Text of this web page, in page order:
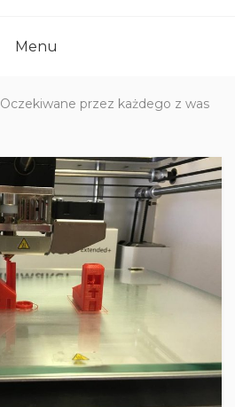
Menu
Oczekiwane przez każdego z was